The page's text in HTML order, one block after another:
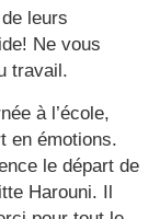
leurs
Ne vous
travail.
à l’école,
en émotions.
le départ de
Harouni. Il